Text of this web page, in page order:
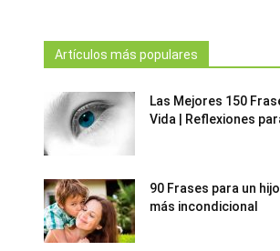
Artículos más populares
Las Mejores 150
Vida | Reflexiones
90 Frases para un
más incondicional